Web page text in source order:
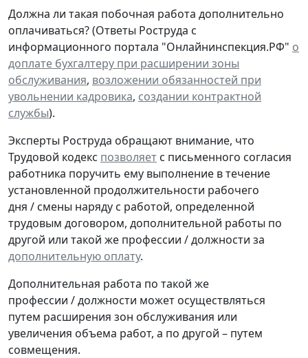
Должна ли такая побочная работа дополнительно
оплачиваться? (Ответы Роструда с
информационного портала "Онлайнинспекция.РФ" о
доплате бухгалтеру при расширении зоны
обслуживания, возложении обязанностей при
увольнении кадровика, создании контрактной
службы).
Эксперты Роструда обращают внимание, что
Трудовой кодекс позволяет с письменного согласия
работника поручить ему выполнение в течение
установленной продолжительности рабочего
дня / смены наряду с работой, определенной
трудовым договором, дополнительной работы по
другой или такой же профессии / должности за
дополнительную оплату.
Дополнительная работа по такой же
профессии / должности может осуществляться
путем расширения зон обслуживания или
увеличения объема работ, а по другой – путем
совмещения.